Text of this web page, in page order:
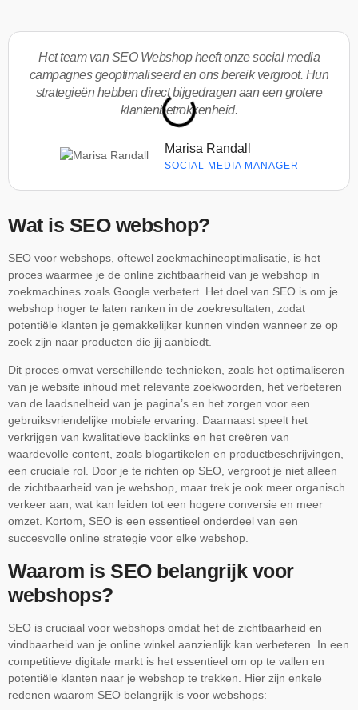
Het team van SEO Webshop heeft onze social media
campagnes geoptimaliseerd en ons bereik vergroot. Hun
strategieën hebben direct bijgedragen aan een grotere
klantenbetrokkenheid.
Marisa Randall
SOCIAL MEDIA MANAGER
Wat is SEO webshop?
SEO voor webshops, oftewel zoekmachineoptimalisatie, is het
proces waarmee je de online zichtbaarheid van je webshop in
zoekmachines zoals Google verbetert. Het doel van SEO is om je
webshop hoger te laten ranken in de zoekresultaten, zodat
potentiële klanten je gemakkelijker kunnen vinden wanneer ze op
zoek zijn naar producten die jij aanbiedt.
Dit proces omvat verschillende technieken, zoals het optimaliseren
van je website inhoud met relevante zoekwoorden, het verbeteren
van de laadsnelheid van je pagina’s en het zorgen voor een
gebruiksvriendelijke mobiele ervaring. Daarnaast speelt het
verkrijgen van kwalitatieve backlinks en het creëren van
waardevolle content, zoals blogartikelen en productbeschrijvingen,
een cruciale rol. Door je te richten op SEO, vergroot je niet alleen
de zichtbaarheid van je webshop, maar trek je ook meer organisch
verkeer aan, wat kan leiden tot een hogere conversie en meer
omzet. Kortom, SEO is een essentieel onderdeel van een
succesvolle online strategie voor elke webshop.
Waarom is SEO belangrijk voor
webshops?
SEO is cruciaal voor webshops omdat het de zichtbaarheid en
vindbaarheid van je online winkel aanzienlijk kan verbeteren. In een
competitieve digitale markt is het essentieel om op te vallen en
potentiële klanten naar je webshop te trekken. Hier zijn enkele
redenen waarom SEO belangrijk is voor webshops: